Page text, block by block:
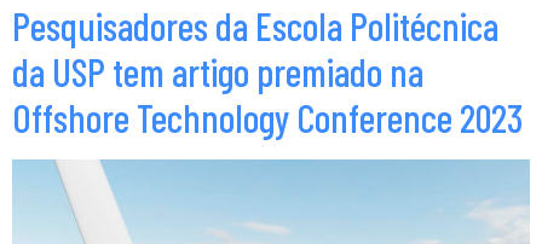
Pesquisadores da Escola Politécnica
da USP tem artigo premiado na
Offshore Technology Conference 2023